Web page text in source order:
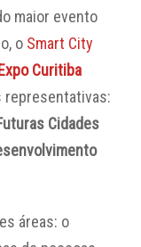
maior evento
o Smart City
Curitiba
representativas:
Cidades
áreas: o